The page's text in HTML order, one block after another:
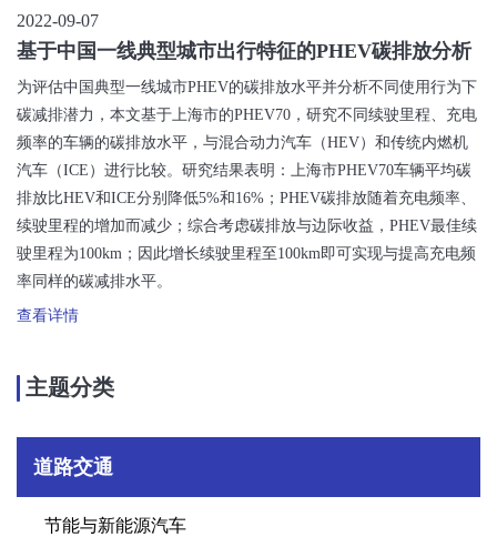
2022-09-07
基于中国一线典型城市出行特征的PHEV碳排放分析
为评估中国典型一线城市PHEV的碳排放水平并分析不同使用行为下
碳减排潜力，本文基于上海市的PHEV70，研究不同续驶里程、充电
频率的车辆的碳排放水平，与混合动力汽车（HEV）和传统内燃机
汽车（ICE）进行比较。研究结果表明：上海市PHEV70车辆平均碳
排放比HEV和ICE分别降低5%和16%；PHEV碳排放随着充电频率、
续驶里程的增加而减少；综合考虑碳排放与边际收益，PHEV最佳续
驶里程为100km；因此增长续驶里程至100km即可实现与提高充电频
率同样的碳减排水平。
查看详情
主题分类
道路交通
节能与新能源汽车